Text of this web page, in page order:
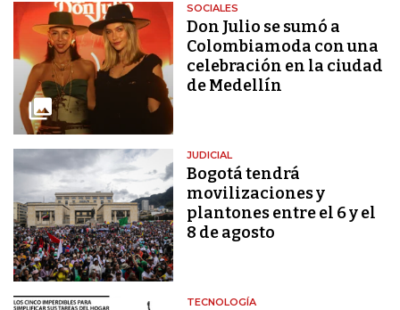
SOCIALES
Don Julio se sumó a
Colombiamoda con una
celebración en la ciudad
de Medellín
JUDICIAL
Bogotá tendrá
movilizaciones y
plantones entre el 6 y el
8 de agosto
TECNOLOGÍA